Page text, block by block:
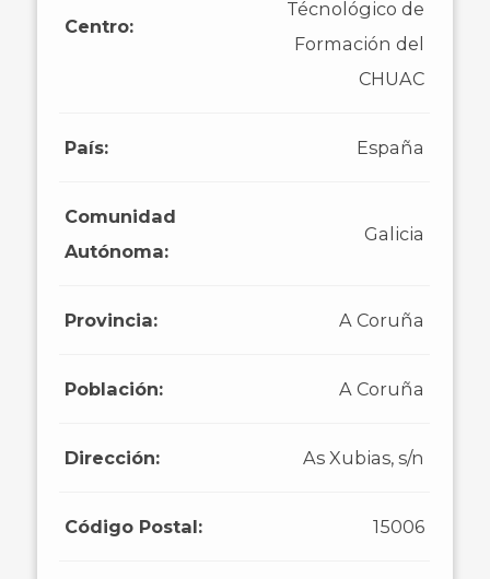
Centro:
Técnológico de
Formación del
CHUAC
País: España
Comunidad
Autónoma:
Galicia
Provincia: A Coruña
Población: A Coruña
Dirección: As Xubias, s/n
Código Postal: 15006